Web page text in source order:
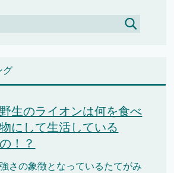
グ
野生のライオンは何を食べ
物にして生活している
の！？
強さの象徴となっているたてがみ